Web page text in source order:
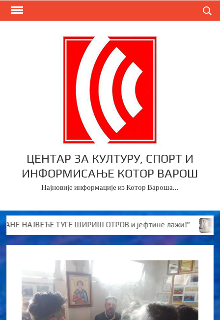
Skip
ЦЕНТАР ЗА КУЛТУРУ, СПОРТ И
ИНФОРМИСАЊЕ КОТОР ВАРОШ
Најновије информације из Котор Вароша…
НАЈВЕЋЕ ТУГЕ ШИРИШ ОТРОВ и јефтине лажи!”